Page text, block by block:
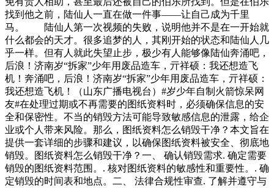
找到他之前，陆仙人一直在做一件事——让自己成为千里
马。 陆仙人第一次视频的失败，说明他并不是在一开始就
什么都会的天才。很多追梦的人，其刚开始的状态和陆仙人几
乎一样。但有人就此失望止步，极少有人能够像陆仙奔涌吧，
后浪！济南岁“拆家”少年用废品造车，亓祥硕：我还想造飞
机！奔涌吧，后浪！济南岁“拆家”少年用废品造车，亓祥硕：
我还想造飞机！（山东广播电视台）#岁少年自制火箭惊呆网
友#在处理过期或不再需要的图纸资料时，必须确保信息的安
全和保密性。不当的销毁方法可能导致敏感信息的泄露，给企
业或个人带来风险。那么，图纸资料怎么销毁干净？本文旨在
提供一套详细的步骤和建议，以确保图纸资料被安全、彻底地
销毁。图纸资料怎么销毁干净？一、 确认销毁需求. 确定需要
销毁的图纸资料范围。. 核对图纸资料的敏感性和重要性。. 确
定销毁的时间表和地点。二、 法律合规性审查. 了解并遵守与